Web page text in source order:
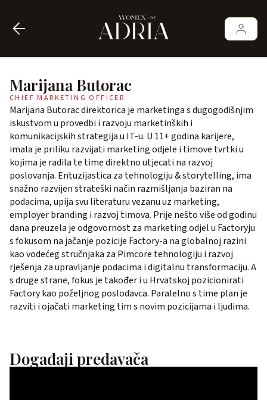
Marijana Butorac
CHIEF MARKETING OFFICER
Marijana Butorac direktorica je marketinga s dugogodišnjim
iskustvom u provedbi i razvoju marketinških i
komunikacijskih strategija u IT-u. U 11+ godina karijere,
imala je priliku razvijati marketing odjele i timove tvrtki u
kojima je radila te time direktno utjecati na razvoj
poslovanja. Entuzijastica za tehnologiju & storytelling, ima
snažno razvijen strateški način razmišljanja baziran na
podacima, upija svu literaturu vezanu uz marketing,
employer branding i razvoj timova. Prije nešto više od godinu
dana preuzela je odgovornost za marketing odjel u Factoryju
s fokusom na jačanje pozicije Factory-a na globalnoj razini
kao vodećeg stručnjaka za Pimcore tehnologiju i razvoj
rješenja za upravljanje podacima i digitalnu transformaciju. A
s druge strane, fokus je također i u Hrvatskoj pozicionirati
Factory kao poželjnog poslodavca. Paralelno s time plan je
razviti i ojačati marketing tim s novim pozicijama i ljudima.
Događaji predavača